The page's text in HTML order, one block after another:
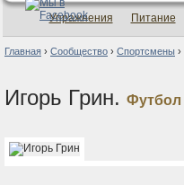
Упражнения Питание
Главная › Сообщество › Спортсмены ›
Игорь Грин. Футбол